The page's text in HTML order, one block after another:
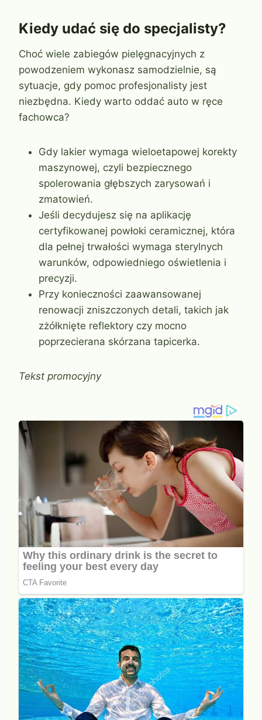
Kiedy udać się do specjalisty?
Choć wiele zabiegów pielęgnacyjnych z
powodzeniem wykonasz samodzielnie, są
sytuacje, gdy pomoc profesjonalisty jest
niezbędna. Kiedy warto oddać auto w ręce
fachowca?
Gdy lakier wymaga wieloetapowej korekty
maszynowej, czyli bezpiecznego
spolerowania głębszych zarysowań i
zmatowień.
Jeśli decydujesz się na aplikację
certyfikowanej powłoki ceramicznej, która
dla pełnej trwałości wymaga sterylnych
warunków, odpowiedniego oświetlenia i
precyzji.
Przy konieczności zaawansowanej
renowacji zniszczonych detali, takich jak
zżółknięte reflektory czy mocno
poprzecierana skórzana tapicerka.
Tekst promocyjny